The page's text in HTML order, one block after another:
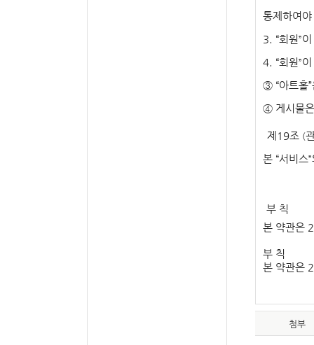
통제하여
3. “회원 ”
4. “회원 ”
③ “아트홀”
④ 게시물
제 19조 (
본 “서비스”
부 칙
본 약관은
부 칙
본 약관은
첨부